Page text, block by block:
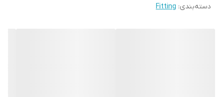
دسته‌بندی:
Fitting